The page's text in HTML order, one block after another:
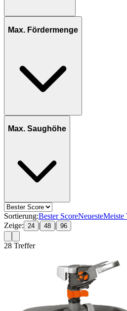
Max. Fördermenge
Max. Saughöhe
Sortierung:Bester ScoreNeuesteMeiste
Zeige:
24 | 48 | 96
28 Treffer